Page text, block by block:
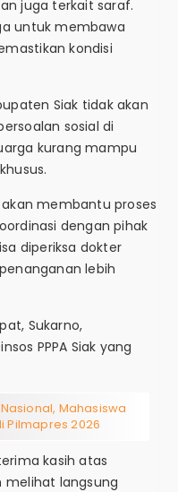
juga terkait saraf.
untuk membawa
kondisi
Siak tidak akan
sosial di
kurang mampu
membantu proses
dengan pihak
diperiksa dokter
lebih
Sukarno,
PPPA Siak yang
Mahasiswa
Pilmapres 2026
kasih atas
melihat langsung